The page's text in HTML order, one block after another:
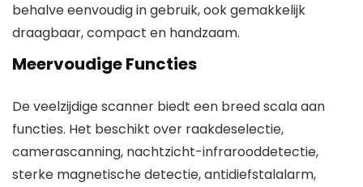
behalve eenvoudig in gebruik, ook gemakkelijk
draagbaar, compact en handzaam.
Meervoudige Functies
De veelzijdige scanner biedt een breed scala aan
functies. Het beschikt over raakdeselectie,
camerascanning, nachtzicht-infrarooddetectie,
sterke magnetische detectie, antidiefstalalarm,